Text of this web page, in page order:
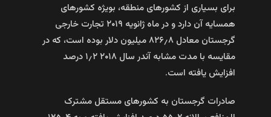
برای بسیاری از کشورهای منطقه، بویژه کشورهای
همسایه آن دارد و در ماه ژانویه ۲۰۱۹ تجارت خارجی
گرجستان معادل ۸۲۶٫۸ میلیون دلار بوده است، که در
مقایسه با مدت مشابه آندر سال ۲۰۱۸ ۱٫۲ درصد
افزایش یافته است.
صادرات گرجستان به کشورهای مستقل مشترک